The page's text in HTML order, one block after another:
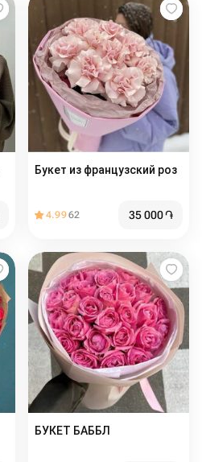
Букет из французский роз
4.9962 35 000֏
БУКЕТ БАББЛ